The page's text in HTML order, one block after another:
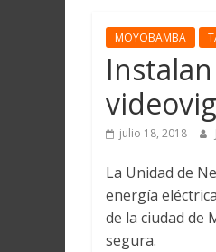
Noticias
del
Perú,
Mundo
Ucayali,
San
Martín
Loreto
MOYOBAMBA
julio 18, 2018
La Unidad de
energía
de la ciudad de
segura.